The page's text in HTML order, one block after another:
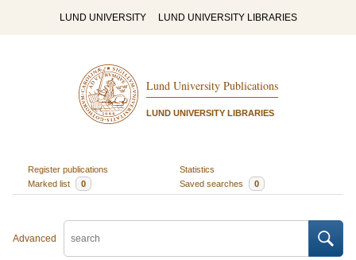
LUND UNIVERSITY LUND UNIVERSITY LIBRARIES
Lund University Publications
LUND UNIVERSITY LIBRARIES
Register publications
Statistics
Marked list
0 Saved searches 0
Advanced